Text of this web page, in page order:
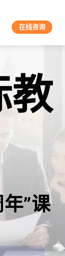
在线咨询
教
”课